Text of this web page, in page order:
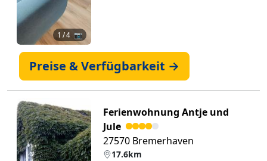
1 / 4 📷
Preise & Verfügbarkeit →
Ferienwohnung Antje und
Jule
27570 Bremerhaven
17.6km